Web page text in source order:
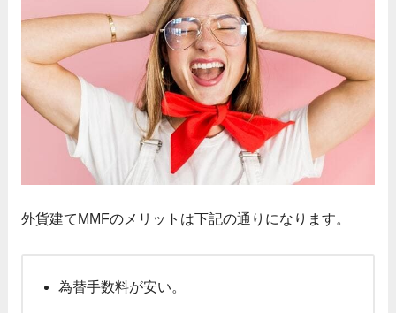
外貨建てMMFのメリットは下記の通りになります。
為替手数料が安い。